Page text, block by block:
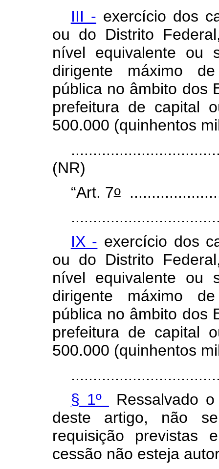
III - exercício dos
ou do Distrito
nível equivalente ou
dirigente máximo
pública no âmbito dos
prefeitura de capital
500.000 (quinhentos
(NR)
“Art. 7o
IX - exercício dos
ou do Distrito
nível equivalente ou
dirigente máximo
pública no âmbito dos
prefeitura de capital
500.000 (quinhentos
§ 1º
Ressalvado
deste artigo, não
requisição
cessão não esteja